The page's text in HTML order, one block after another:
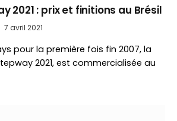
2021 : prix et finitions au Brésil
7 avril 2021
pour la première fois fin 2007, la
2021, est commercialisée au